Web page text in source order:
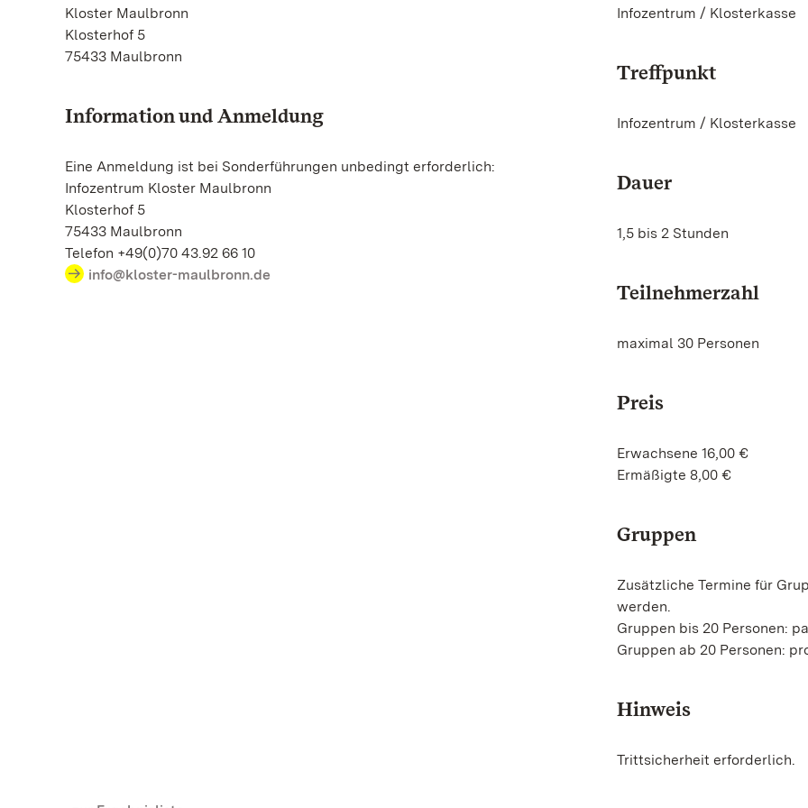
Kloster Maulbronn
Klosterhof 5
75433 Maulbronn
Information und Anmeldung
Eine Anmeldung ist bei Sonderführungen unbedingt erforderlich:
Infozentrum Kloster Maulbronn
Klosterhof 5
75433 Maulbronn
Telefon +49(0)70 43.92 66 10
info@kloster-maulbronn.de
Infozentrum / Klosterkasse
Treffpunkt
Infozentrum / Klosterkasse
Dauer
1,5 bis 2 Stunden
Teilnehmerzahl
maximal 30 Personen
Preis
Erwachsene 16,00 €
Ermäßigte 8,00 €
Gruppen
Zusätzliche Termine für
werden.
Gruppen bis 20 Personen:
Gruppen ab 20 Personen:
Hinweis
Trittsicherheit erforderlich.